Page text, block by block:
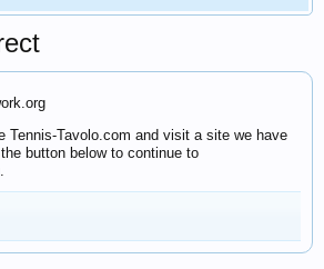
Tennis-Tavolo.com and visit a site we have
button below to continue to